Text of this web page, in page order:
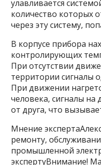
улавливается
количество которых
через эту систему,
В корпусе прибора
контролирующих
При отсутствии
территории сигналы
При движении
человека, сигналы на
от друга, что
Мнение
ремонту,
промышленной
экспертуВнимание!